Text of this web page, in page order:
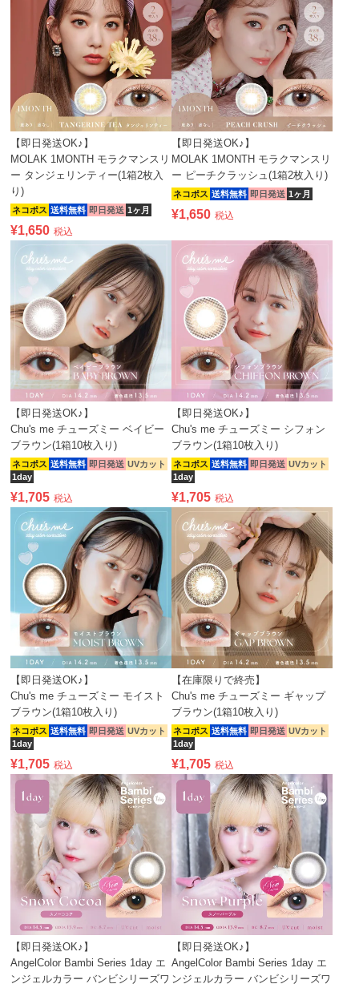
【即日発送OK♪】
MOLAK 1MONTH モラクマンスリ
ー タンジェリンティー(1箱2枚入
り)
ネコポス 送料無料 即日発送 1ヶ月
¥1,650 税込
【即日発送OK♪】
MOLAK 1MONTH モラクマンスリ
ー ピーチクラッシュ(1箱2枚入り)
ネコポス 送料無料 即日発送 1ヶ月
¥1,650 税込
【即日発送OK♪】
Chu's me チューズミー ベイビー
ブラウン(1箱10枚入り)
ネコポス 送料無料 即日発送 UVカット
1day
¥1,705 税込
【即日発送OK♪】
Chu's me チューズミー シフォン
ブラウン(1箱10枚入り)
ネコポス 送料無料 即日発送 UVカット
1day
¥1,705 税込
【即日発送OK♪】
Chu's me チューズミー モイスト
ブラウン(1箱10枚入り)
ネコポス 送料無料 即日発送 UVカット
1day
¥1,705 税込
【在庫限りで終売】
Chu's me チューズミー ギャップ
ブラウン(1箱10枚入り)
ネコポス 送料無料 即日発送 UVカット
1day
¥1,705 税込
【即日発送OK♪】
AngelColor Bambi Series 1day エ
ンジェルカラー バンビシリーズワ
【即日発送OK♪】
AngelColor Bambi Series 1day エ
ンジェルカラー バンビシリーズワ